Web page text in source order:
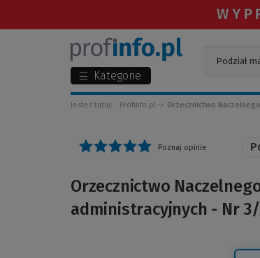
Kategorie
Jesteś tutaj: Profinfo.pl Orzecznictwo
Poznaj opinie
Orzecznictwo
administracyjnych - Nr